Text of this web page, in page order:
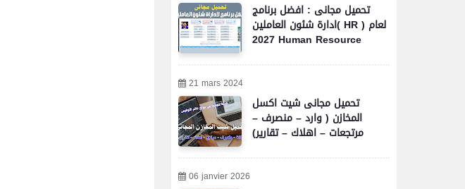
تحميل مجانى : افضل برنامج
ادارة شئون العاملين( HR ) لعام
2027 Human Resource
21 mars 2024
تحميل مجانى شيت اكسل
المخازن ( وارد – منصرف –
مرتجعات – اهلاك – تقارير)
06 janvier 2026